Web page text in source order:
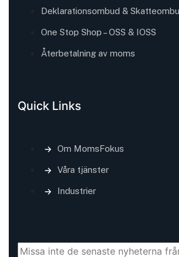
Deklarationsombud &
One Stop Shop – OSS & IOSS
Återbetalning av moms
Quick Links
Om MomsFokus
Våra tjänster
Industrier